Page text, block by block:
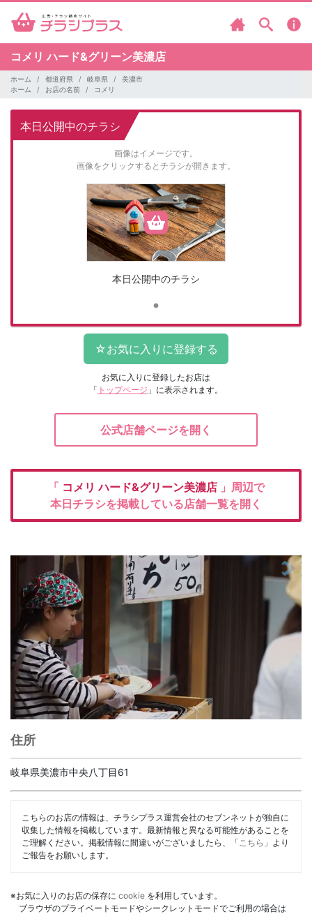
コメリハード&グリーン美濃店
ホーム 都道府県 岐阜県
美濃市
ホーム
お店の名前 コメリ
本日公開中のチラシ
画像はイメージです。
画像をクリックするとチラシが開きます。
本日公開中のチラシ
お気に入りに登録したお店は
「 トップページ 」に表示されます。
公式店舗ページを開く
「 コメリハード&グリーン美濃店 」周辺で
本日チラシを掲載している店舗一覧を開く
住所
岐阜県美濃市中央八丁目61
こちらのお店の情報は、チラシプラス運営会社のセブンネットが独自に
収集した情報を掲載しています。最新情報と異なる可能性があることを
ご理解ください。掲載情報に間違いがございましたら、「 こちら 」より
ご報告をお願いします。
※お気に入りのお店の保存に cookie を利用しています。
ブラウザのプライベートモードやシークレットモードでご利用の場合は